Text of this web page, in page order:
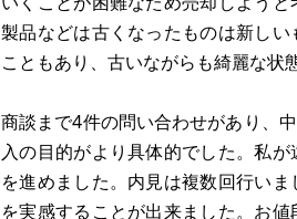
製品などは古くなったものは新し
こともあり、古いながらも綺麗な状
商談まで4件の問い合わせがあり、
入の目的がより具体的でした。私
を進めました。内見は複数回行い
を実感することが出来ました。お